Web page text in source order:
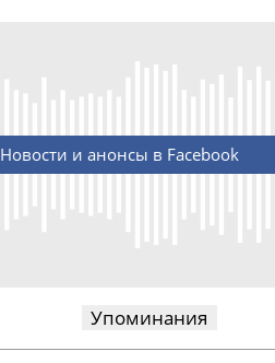
Новости и анонсы в Facebook
Упоминания